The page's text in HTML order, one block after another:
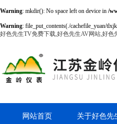
Warning: mkdir(): No space left on device in /
Warning: file_put_contents(./cachefile_yuan/
好色先生TV免费下载,好色先生AV网站,好色
网站首页 关于好色先